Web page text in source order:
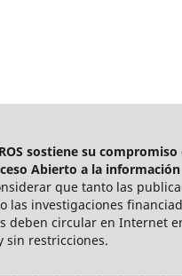
sostiene su compromiso
Abierto a la información
que tanto las
las investigaciones
deben circular en Internet
sin restricciones.